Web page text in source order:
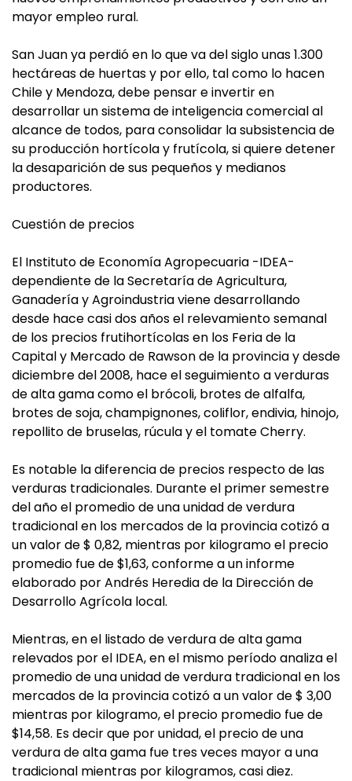
mayor empleo rural.
San Juan ya perdió en lo que va del siglo unas 1.300
hectáreas de huertas y por ello, tal como lo hacen
Chile y Mendoza, debe pensar e invertir en
desarrollar un sistema de inteligencia comercial al
alcance de todos, para consolidar la subsistencia de
su producción hortícola y frutícola, si quiere detener
la desaparición de sus pequeños y medianos
productores.
Cuestión de precios
El Instituto de Economía Agropecuaria -IDEA-
dependiente de la Secretaría de Agricultura,
Ganadería y Agroindustria viene desarrollando
desde hace casi dos años el relevamiento semanal
de los precios frutihortícolas en los Feria de la
Capital y Mercado de Rawson de la provincia y desde
diciembre del 2008, hace el seguimiento a verduras
de alta gama como el brócoli, brotes de alfalfa,
brotes de soja, champignones, coliflor, endivia, hinojo,
repollito de bruselas, rúcula y el tomate Cherry.
Es notable la diferencia de precios respecto de las
verduras tradicionales. Durante el primer semestre
del año el promedio de una unidad de verdura
tradicional en los mercados de la provincia cotizó a
un valor de $ 0,82, mientras por kilogramo el precio
promedio fue de $1,63, conforme a un informe
elaborado por Andrés Heredia de la Dirección de
Desarrollo Agrícola local.
Mientras, en el listado de verdura de alta gama
relevados por el IDEA, en el mismo período analiza el
promedio de una unidad de verdura tradicional en los
mercados de la provincia cotizó a un valor de $ 3,00
mientras por kilogramo, el precio promedio fue de
$14,58. Es decir que por unidad, el precio de una
verdura de alta gama fue tres veces mayor a una
tradicional mientras por kilogramos, casi diez.